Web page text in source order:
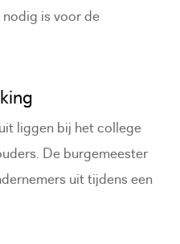
is voor de
liggen bij het college
De burgemeester
uit tijdens een